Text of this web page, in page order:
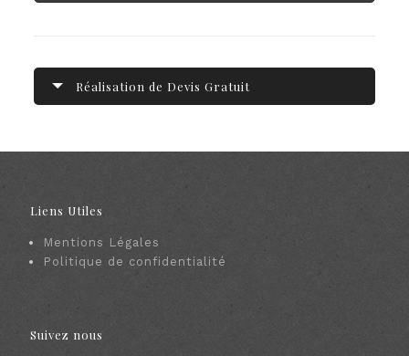
Réalisation de Devis Gratuit
Liens Utiles
Mentions Légales
Politique de confidentialité
Suivez nous